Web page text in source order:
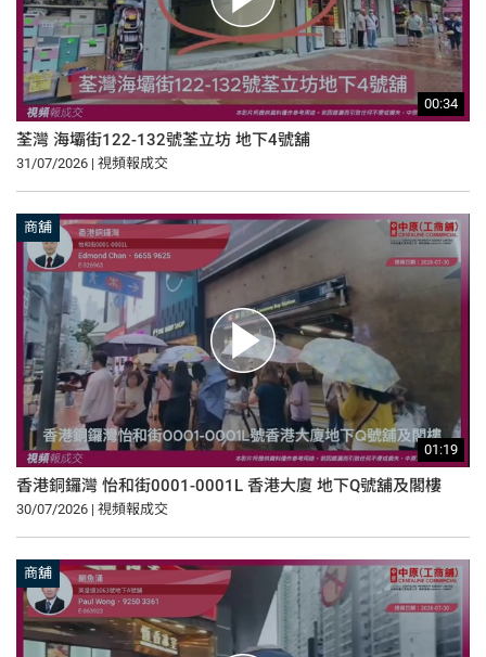
00:34
荃灣 海壩街122-132號荃立坊 地下4號舖
31/07/2026 | 視頻報成交
01:19
商舖
香港銅鑼灣 怡和街0001-0001L 香港大廈 地下Q號舖及閣樓
30/07/2026 | 視頻報成交
商舖